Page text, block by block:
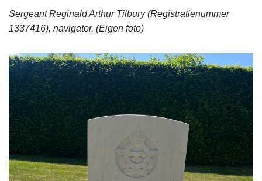
Sergeant Reginald Arthur Tilbury (Registratienummer
1337416), navigator. (Eigen foto)